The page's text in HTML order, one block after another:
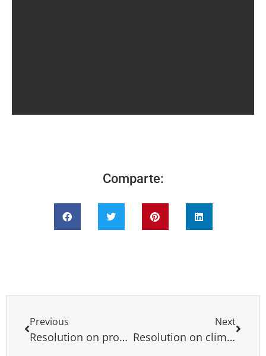
Comparte:
Previous
Resolution on promoting a rules-based international order founded upon universal ethics and humanitarian values
Next
Resolution on clima 2020